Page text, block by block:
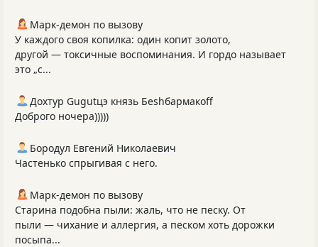
Марк-демон по вызову
У каждого своя копилка: один копит золото,
другой — токсичные воспоминания. И гордо называет
это „с...
Дохтур Gugutцэ князь Беshбармакоff
Доброго ночера)))))
Бородул Евгений Николаевич
Частенько спрыгивая с него.
Марк-демон по вызову
Старина подобна пыли: жаль, что не песку. От
пыли — чихание и аллергия, а песком хоть дорожки
посыпа...